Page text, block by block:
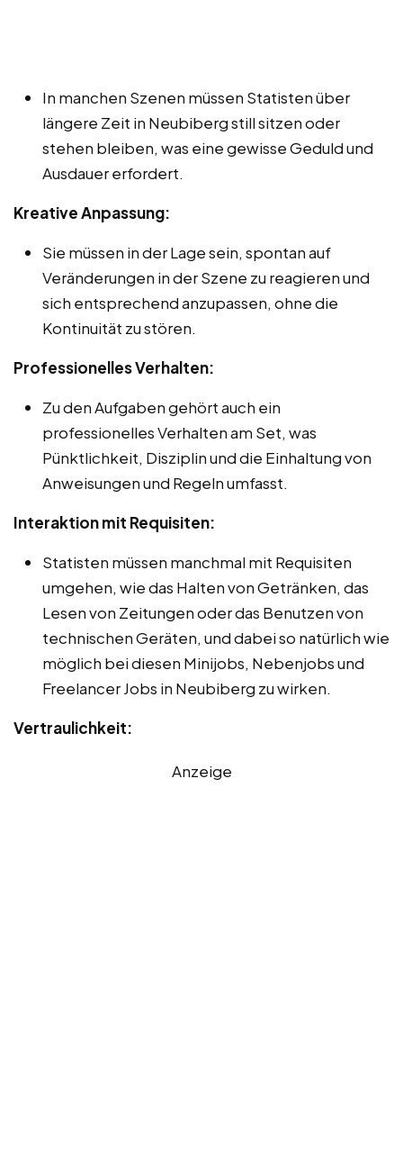
In manchen Szenen müssen Statisten über
längere Zeit in Neubiberg still sitzen oder
stehen bleiben, was eine gewisse Geduld und
Ausdauer erfordert.
Kreative Anpassung:
Sie müssen in der Lage sein, spontan auf
Veränderungen in der Szene zu reagieren und
sich entsprechend anzupassen, ohne die
Kontinuität zu stören.
Professionelles Verhalten:
Zu den Aufgaben gehört auch ein
professionelles Verhalten am Set, was
Pünktlichkeit, Disziplin und die Einhaltung von
Anweisungen und Regeln umfasst.
Interaktion mit Requisiten:
Statisten müssen manchmal mit Requisiten
umgehen, wie das Halten von Getränken, das
Lesen von Zeitungen oder das Benutzen von
technischen Geräten, und dabei so natürlich wie
möglich bei diesen Minijobs, Nebenjobs und
Freelancer Jobs in Neubiberg zu wirken.
Vertraulichkeit:
Anzeige